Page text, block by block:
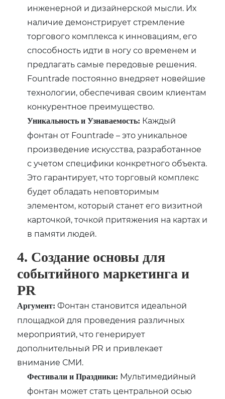
инженерной и дизайнерской мысли. Их
наличие демонстрирует стремление
торгового комплекса к инновациям, его
способность идти в ногу со временем и
предлагать самые передовые решения.
Fountrade постоянно внедряет новейшие
технологии, обеспечивая своим клиентам
конкурентное преимущество.
Уникальность и Узнаваемость: Каждый
фонтан от Fountrade – это уникальное
произведение искусства, разработанное
с учетом специфики конкретного объекта.
Это гарантирует, что торговый комплекс
будет обладать неповторимым
элементом, который станет его визитной
карточкой, точкой притяжения на картах и
в памяти людей.
4. Создание основы для
событийного маркетинга и
PR
Аргумент: Фонтан становится идеальной
площадкой для проведения различных
мероприятий, что генерирует
дополнительный PR и привлекает
внимание СМИ.
Фестивали и Праздники: Мультимедийный
фонтан может стать центральной осью